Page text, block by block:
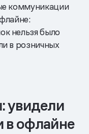
коммуникации
нельзя было
в розничных
увидели
в офлайне